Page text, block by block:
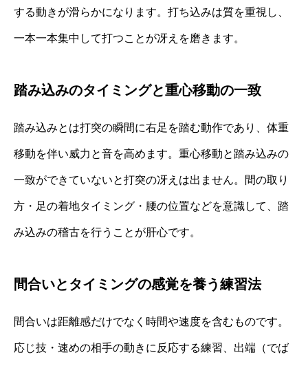
する動きが滑らかになります。打ち込みは質を重視し、
一本一本集中して打つことが冴えを磨きます。
踏み込みのタイミングと重心移動の一致
踏み込みとは打突の瞬間に右足を踏む動作であり、体重
移動を伴い威力と音を高めます。重心移動と踏み込みの
一致ができていないと打突の冴えは出ません。間の取り
方・足の着地タイミング・腰の位置などを意識して、踏
み込みの稽古を行うことが肝心です。
間合いとタイミングの感覚を養う練習法
間合いは距離感だけでなく時間や速度を含むものです。
応じ技・速めの相手の動きに反応する練習、出端（でば